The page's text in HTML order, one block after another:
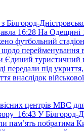
Білгород-
16:28 На Одещині
футбольний
перейменування
туристичний
передали під
внаслідок військової
центрів МВС для
16:43 У Білгород-
пам’ять побратима